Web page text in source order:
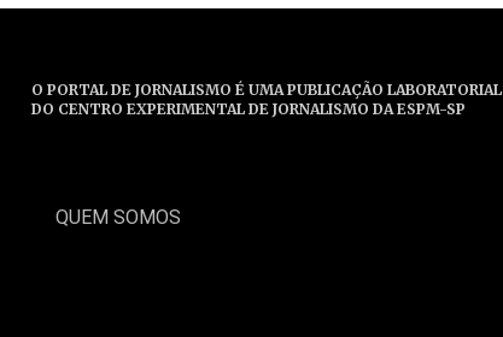
O PORTAL DE JORNALISMO É UMA PUBLICAÇÃO LABORATORIAL
DO CENTRO EXPERIMENTAL DE JORNALISMO DA ESPM-SP
QUEM SOMOS